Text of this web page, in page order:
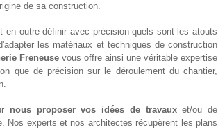
de sa construction.
en outre définir avec précision quels sont les atouts
les matériaux et techniques de construction
Freneuse vous offre ainsi une véritable expertise
que de précision sur le déroulement du chantier,
nous proposer vos idées de travauxet/ou de
Nos experts et nos architectes récupèrent les plans